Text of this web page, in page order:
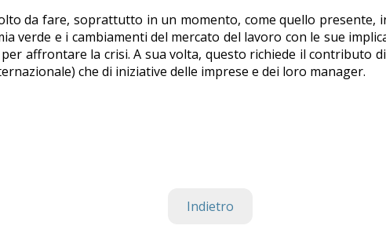
da fare, soprattutto in un momento, come quello presente,
verde e i cambiamenti del mercato del lavoro con le sue
affrontare la crisi. A sua volta, questo richiede il contributo
che di iniziative delle imprese e dei loro manager.
Indietro